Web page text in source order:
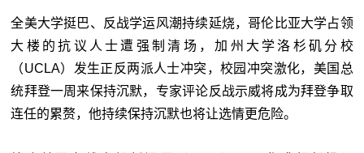
全美大学挺巴、反战学运风潮持续延烧，哥伦比亚大学占领
大楼的抗议人士遭强制清场，加州大学洛杉矶分校
（UCLA）发生正反两派人士冲突，校园冲突激化，美国总
统拜登一周来保持沉默，专家评论反战示威将成为拜登争取
连任的累赘，他持续保持沉默也将让选情更危险。